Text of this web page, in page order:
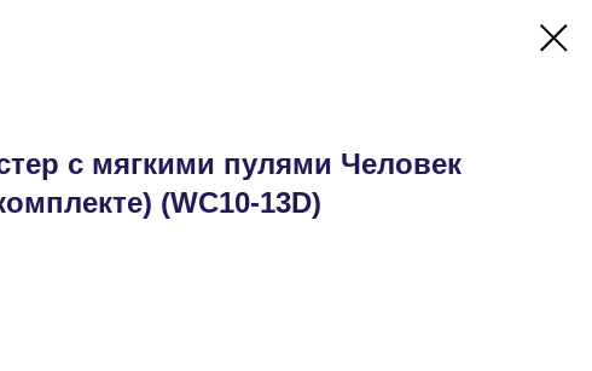
с мягкими пулями Человек
(WC10-13D)